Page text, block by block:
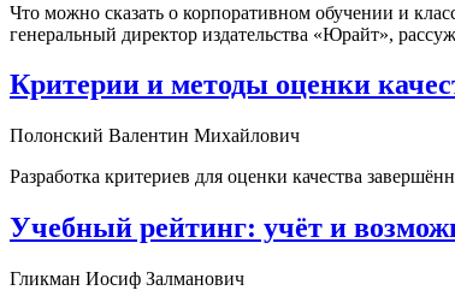
Что можно сказать о корпоративном обучении и
генеральный директор издательства «Юрайт»,
Критерии и методы оценки
Полонский Валентин Михайлович
Разработка критериев для оценки качества
Учебный рейтинг: учёт и
Гликман Иосиф Залманович